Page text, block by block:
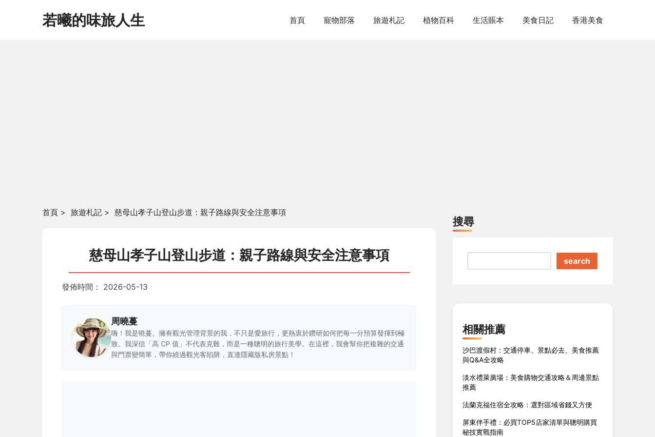
若曦的味旅人生 首頁 寵物部落 旅遊札記 植物百科 生活賬本 美食日記 香港美食
首頁 > 旅遊札記 > 慈母山孝子山登山步道：親子路線與安全注意事項
慈母山孝子山登山步道：親子路線與安全注意事項
發佈時間： 2026-05-13
周曉蔓
嗨！我是曉蔓。擁有觀光管理背景的我，不只是愛旅行，更熱衷於鑽研如何把每一分預算發揮到極
致。我深信「高 CP 值」不代表克難，而是一種聰明的旅行美學。在這裡，我會幫你把複雜的交通
與門票變簡單，帶你繞過觀光客陷阱，直達隱藏版私房景點！
搜尋
search
相關推薦
沙巴渡假村：交通停車、景點必去、美食推薦
與Q&A全攻略
淡水禮萊廣場：美食購物交通攻略＆周邊景點
推薦
法蘭克福住宿全攻略：選對區域省錢又方便
屏東伴手禮：必買TOP5店家清單與聰明購買
秘技實戰指南